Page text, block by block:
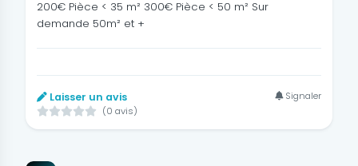
200€ Pièce < 35 m² 300€ Pièce < 50 m² Sur
demande 50m² et +
Laisser un avis
(0 avis)
Signaler